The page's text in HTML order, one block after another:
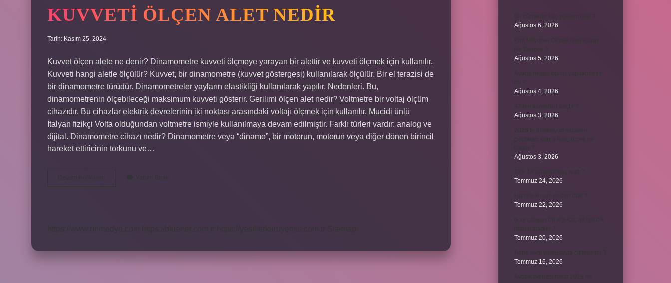
KUVVETI ÖLÇEN ALET NEDIR
Tarih: Kasım 25, 2024
Kuvvet ölçen alete ne denir? Dinamometre kuvveti ölçmeye yarayan bir alettir ve kuvveti ölçmek için kullanılır.
Kuvveti hangi aletle ölçülür? Kuvvet, bir dinamometre (kuvvet göstergesi) kullanılarak ölçülür. Bir el terazisi de
bir dinamometre türüdür. Dinamometreler yayların elastikliği kullanılarak yapılır. Nedenleri. Bu,
dinamometrenin ölçebileceği maksimum kuvveti gösterir. Gerilimi ölçen alet nedir? Voltmetre bir voltaj ölçüm
cihazıdır. Bu cihazlar elektrik devrelerinin iki noktası arasındaki voltajı ölçmek için kullanılır. Mucidi ünlü
İtalyan fizikçi Volta olduğundan voltmetre ismiyle kullanılmaya devam edilmiştir. Farklı türleri vardır: analog ve
dijital. Dinamometre cihazı nedir? Dinamometre veya “dinamo”, bir motorun, motorun veya diğer dönen birincil
hareket ettiricinin torkunu ve…
Ağustos 6, 2026
Ağustos 5, 2026
Ağustos 4, 2026
Ağustos 3, 2026
Ağustos 3, 2026
Temmuz 24, 2026
Temmuz 22, 2026
Temmuz 20, 2026
Temmuz 16, 2026